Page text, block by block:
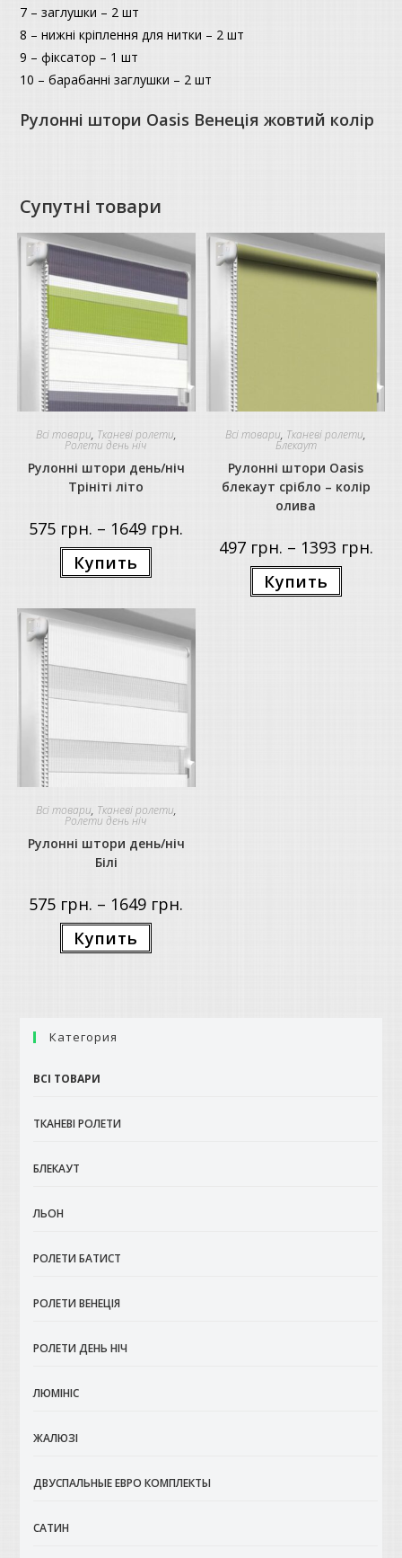
7 – заглушки – 2 шт
8 – нижні кріплення для нитки – 2 шт
9 – фіксатор – 1 шт
10 – барабанні заглушки – 2 шт
Рулонні штори Oasis Венеція жовтий колір
Супутні товари
Всі товари, Тканеві ролети,
Ролети день ніч
Рулонні штори день/ніч
Трініті літо
575 грн. – 1649 грн.
575 грн.
Купить Цей
має
Параметри
можна
вибрати
товару
Всі товари, Тканеві ролети,
Блекаут
Рулонні штори Oasis
блекаут срібло – колір
олива
497 грн. – 1393 грн.
Купить Цей
має
Всі товари, Тканеві ролети,
Ролети день ніч
Рулонні штори день/ніч
Білі
575 грн. – 1649 грн.
Купить Цей
має
Категория
ВСІ ТОВАРИ
ТКАНЕВІ РОЛЕТИ
БЛЕКАУТ
ЛЬОН
РОЛЕТИ БАТИСТ
РОЛЕТИ ВЕНЕЦІЯ
РОЛЕТИ ДЕНЬ НІЧ
ЛЮМІНІС
ЖАЛЮЗІ
ДВУСПАЛЬНЫЕ ЕВРО КОМПЛЕКТЫ
САТИН